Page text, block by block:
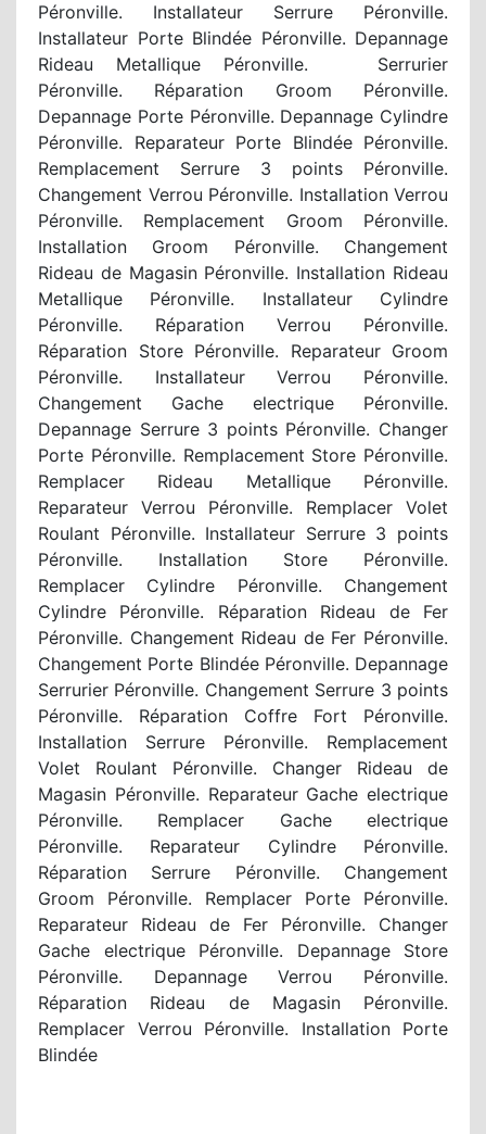
Péronville. Installateur Serrure Péronville.
Installateur Porte Blindée Péronville. Depannage
Rideau Metallique Péronville. Serrurier
Péronville. Réparation Groom Péronville.
Depannage Porte Péronville. Depannage Cylindre
Péronville. Reparateur Porte Blindée Péronville.
Remplacement Serrure 3 points Péronville.
Changement Verrou Péronville. Installation Verrou
Péronville. Remplacement Groom Péronville.
Installation Groom Péronville. Changement
Rideau de Magasin Péronville. Installation Rideau
Metallique Péronville. Installateur Cylindre
Péronville. Réparation Verrou Péronville.
Réparation Store Péronville. Reparateur Groom
Péronville. Installateur Verrou Péronville.
Changement Gache electrique Péronville.
Depannage Serrure 3 points Péronville. Changer
Porte Péronville. Remplacement Store Péronville.
Remplacer Rideau Metallique Péronville.
Reparateur Verrou Péronville. Remplacer Volet
Roulant Péronville. Installateur Serrure 3 points
Péronville. Installation Store Péronville.
Remplacer Cylindre Péronville. Changement
Cylindre Péronville. Réparation Rideau de Fer
Péronville. Changement Rideau de Fer Péronville.
Changement Porte Blindée Péronville. Depannage
Serrurier Péronville. Changement Serrure 3 points
Péronville. Réparation Coffre Fort Péronville.
Installation Serrure Péronville. Remplacement
Volet Roulant Péronville. Changer Rideau de
Magasin Péronville. Reparateur Gache electrique
Péronville. Remplacer Gache electrique
Péronville. Reparateur Cylindre Péronville.
Réparation Serrure Péronville. Changement
Groom Péronville. Remplacer Porte Péronville.
Reparateur Rideau de Fer Péronville. Changer
Gache electrique Péronville. Depannage Store
Péronville. Depannage Verrou Péronville.
Réparation Rideau de Magasin Péronville.
Remplacer Verrou Péronville. Installation Porte
Blindée